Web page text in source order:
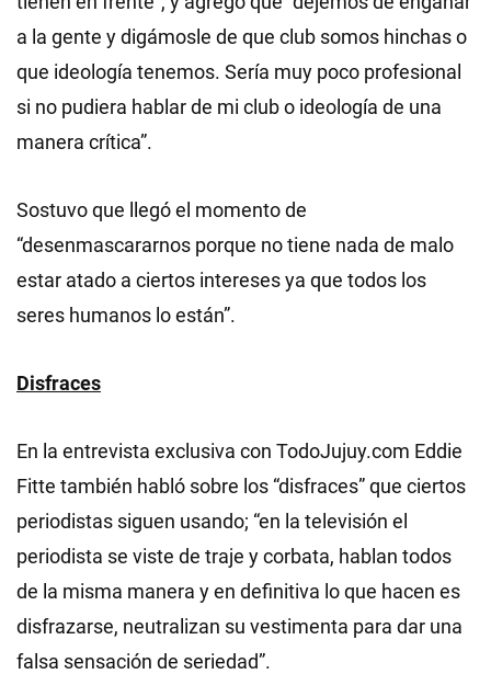
a la gente y digámosle de que club somos hinchas o
que ideología tenemos. Sería muy poco profesional
si no pudiera hablar de mi club o ideología de una
manera crítica”.
Sostuvo que llegó el momento de
“desenmascararnos porque no tiene nada de malo
estar atado a ciertos intereses ya que todos los
seres humanos lo están”.
Disfraces
En la entrevista exclusiva con TodoJujuy.com Eddie
Fitte también habló sobre los “disfraces” que ciertos
periodistas siguen usando; “en la televisión el
periodista se viste de traje y corbata, hablan todos
de la misma manera y en definitiva lo que hacen es
disfrazarse, neutralizan su vestimenta para dar una
falsa sensación de seriedad”.